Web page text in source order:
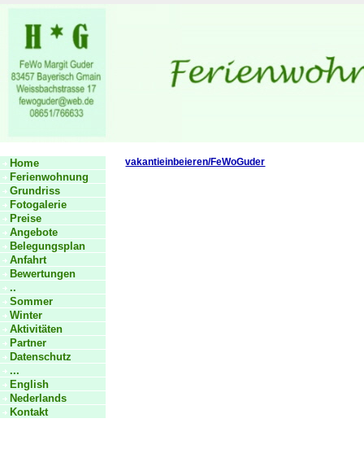
Home
Ferienwohnung
Grundriss
Fotogalerie
Preise
Angebote
Belegungsplan
Anfahrt
Bewertungen
..
Sommer
Winter
Aktivitäten
Partner
Datenschutz
...
English
Nederlands
Kontakt
vakantieinbeieren/FeWoGuder